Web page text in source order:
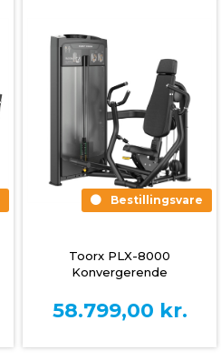
Bestillingsvare
Toorx PLX-8000
Konvergerende
58.799,00 kr.